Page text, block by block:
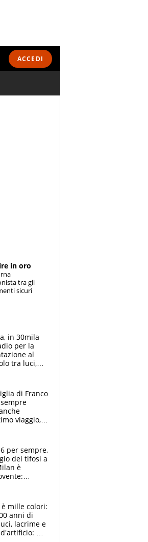
ACCEDI
in oro
tra gli
sicuri
in 30mila
per la
al
tra luci,
di Franco
viaggio,
dei tifosi
per sempre,
dei tifosi a
è
mille colori:
anni di
lacrime e
De